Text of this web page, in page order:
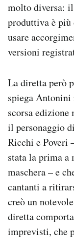
molto diversa:
produttiva è più
usare
versioni
La diretta però
spiega Antonini
scorsa edizione
il personaggio
Ricchi e Poveri
stata la prima a
maschera – e
cantanti a
creò un
diretta
imprevisti, che